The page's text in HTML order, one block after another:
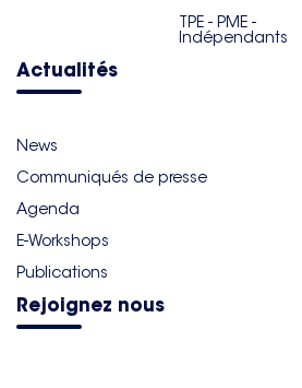
TPE - PME -
Indépendants
Actualités
News
Communiqués de presse
Agenda
E-Workshops
Publications
Rejoignez nous